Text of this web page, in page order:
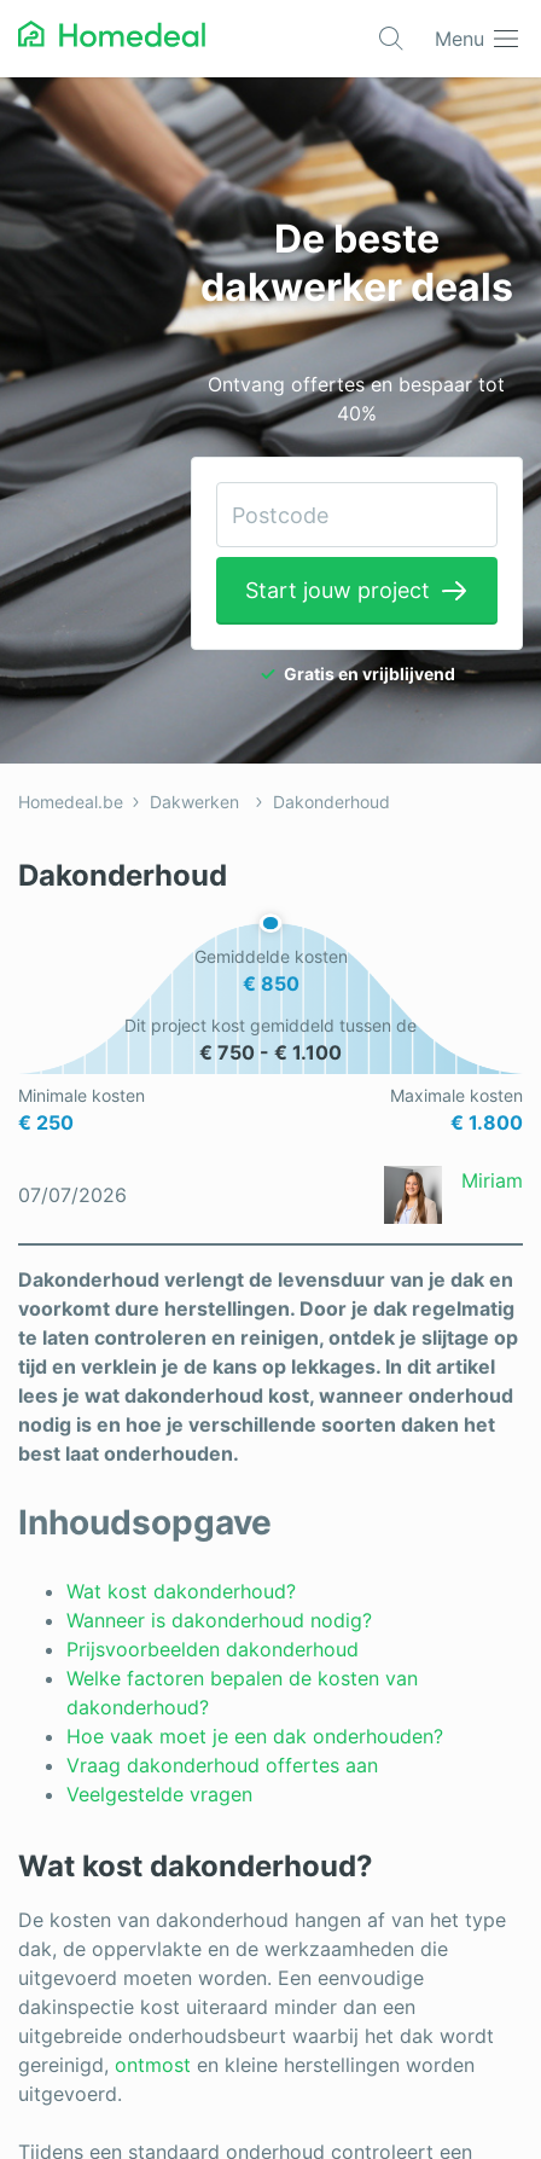
Menu
Populaire projecten
Aannemer
Airco
Alarmsystemen
Asbest
Bestrating
Cv-ketels
Dakwerken
Elektricien
Gevelwerken
Glas
Hekwerken
Hovenier
Isolatie
Loodgieter
Rolluiken
Schilder
Schrijnwerker
Vloeren
Vochtbestrijding
Warmtepomp
Zonnepanelen
Zonwering
Log in
De beste
dakwerker deals
Ontvang offertes en bespaar tot
40%
Start jouw project
Gratis en vrijblijvend
Homedeal.be Dakwerken Dakonderhoud
Dakonderhoud
Minimale kosten
€ 250
Gemiddelde kosten
€ 850
Maximale kosten
€ 1.800
Dit project kost gemiddeld tussen de
€ 750 - € 1.100
07/07/2026
Miriam
Dakonderhoud verlengt de levensduur van je dak en
voorkomt dure herstellingen. Door je dak regelmatig
te laten controleren en reinigen, ontdek je slijtage op
tijd en verklein je de kans op lekkages. In dit artikel
lees je wat dakonderhoud kost, wanneer onderhoud
nodig is en hoe je verschillende soorten daken het
best laat onderhouden.
Inhoudsopgave
Wat kost dakonderhoud?
Wanneer is dakonderhoud nodig?
Prijsvoorbeelden dakonderhoud
Welke factoren bepalen de kosten van
dakonderhoud?
Hoe vaak moet je een dak onderhouden?
Vraag dakonderhoud offertes aan
Veelgestelde vragen
Wat kost dakonderhoud?
De kosten van dakonderhoud hangen af van het type
dak, de oppervlakte en de werkzaamheden die
uitgevoerd moeten worden. Een eenvoudige
dakinspectie kost uiteraard minder dan een
uitgebreide onderhoudsbeurt waarbij het dak wordt
gereinigd, ontmost en kleine herstellingen worden
uitgevoerd.
Tijdens een standaard onderhoud controleert een